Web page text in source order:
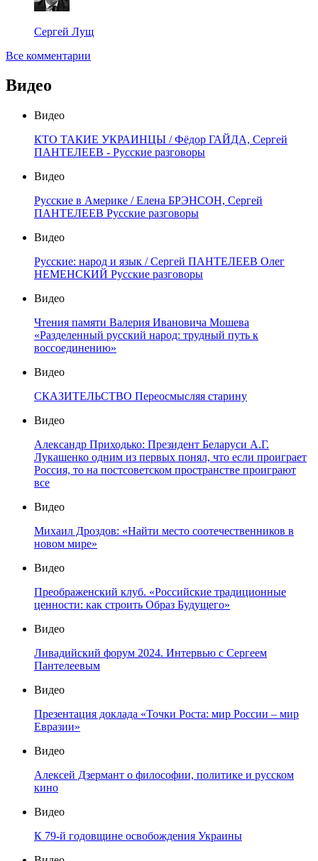
Сергей Лущ
Все комментарии
Видео
Видео
КТО ТАКИЕ УКРАИНЦЫ / Фёдор ГАЙДА, Сергей
ПАНТЕЛЕЕВ - Русские разговоры
Видео
Русские в Америке / Елена БРЭНСОН, Сергей
ПАНТЕЛЕЕВ Русские разговоры
Видео
Русские: народ и язык / Сергей ПАНТЕЛЕЕВ Олег
НЕМЕНСКИЙ Русские разговоры
Видео
Чтения памяти Валерия Ивановича Мошева
«Разделенный русский народ: трудный путь к
воссоединению»
Видео
СКАЗИТЕЛЬСТВО Переосмысляя старину
Видео
Александр Приходько: Президент Беларуси А.Г.
Лукашенко одним из первых понял, что если проиграет
Россия, то на постсоветском пространстве проиграют
все
Видео
Михаил Дроздов: «Найти место соотечественников в
новом мире»
Видео
Преображенский клуб. «Российские традиционные
ценности: как строить Образ Будущего»
Видео
Ливадийский форум 2024. Интервью с Сергеем
Пантелеевым
Видео
Презентация доклада «Точки Роста: мир России – мир
Евразии»
Видео
Алексей Дзермант о философии, политике и русском
кино
Видео
К 79-й годовщине освобождения Украины